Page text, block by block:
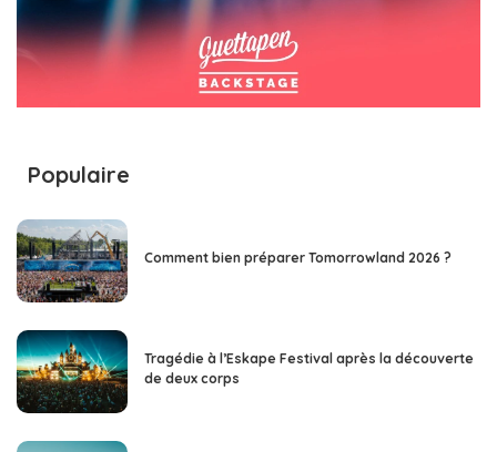
Populaire
Comment bien préparer Tomorrowland 2026 ?
Tragédie à l’Eskape Festival après la découverte
de deux corps